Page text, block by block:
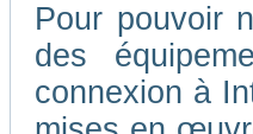
Pour pouvoir
des
connexion à